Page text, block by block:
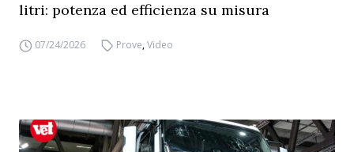
litri: potenza ed efficienza su misura
07/24/2026 Prove,Video